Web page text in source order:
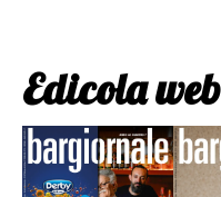
Edicola web